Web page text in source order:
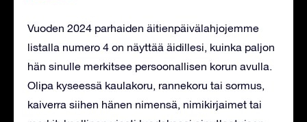
Vuoden 2024 parhaiden äitienpäivälahjojemme
listalla numero 4 on näyttää äidillesi, kuinka paljon
hän sinulle merkitsee persoonallisen korun avulla.
Olipa kyseessä kaulakoru, rannekoru tai sormus,
kaiverra siihen hänen nimensä, nimikirjaimet tai